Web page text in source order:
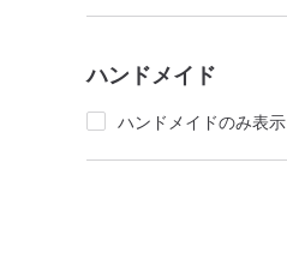
ハンドメイド
ハンドメイドのみ表示